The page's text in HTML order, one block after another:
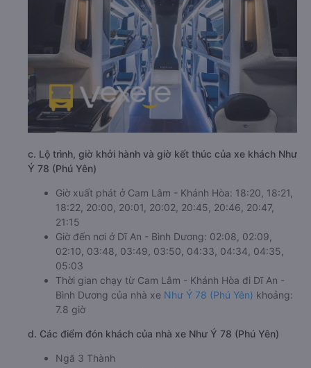
c. Lộ trình, giờ khởi hành và giờ kết thúc của xe khách Như
Ý 78 (Phú Yên)
Giờ xuất phát ở Cam Lâm - Khánh Hòa: 18:20, 18:21,
18:22, 20:00, 20:01, 20:02, 20:45, 20:46, 20:47,
21:15
Giờ đến nơi ở Dĩ An - Bình Dương: 02:08, 02:09,
02:10, 03:48, 03:49, 03:50, 04:33, 04:34, 04:35,
05:03
Thời gian chạy từ Cam Lâm - Khánh Hòa đi Dĩ An -
Bình Dương của nhà xe Như Ý 78 (Phú Yên) khoảng:
7.8 giờ
d. Các điểm đón khách của nhà xe Như Ý 78 (Phú Yên)
Ngã 3 Thành